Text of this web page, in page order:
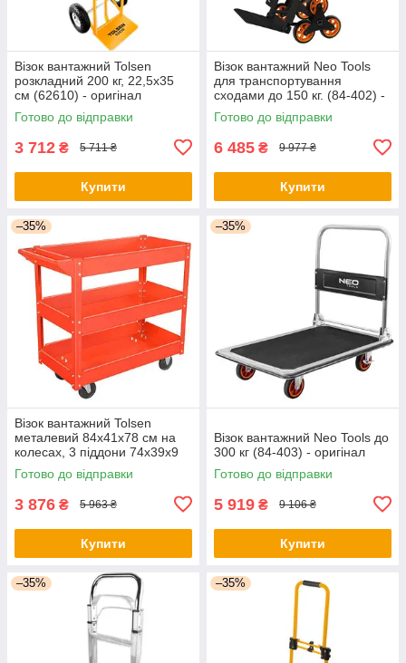
Візок вантажний Tolsen
розкладний 200 кг, 22,5х35
см (62610) - оригінал
Готово до відправки
3 712 ₴ 5 711 ₴
Купити
Візок вантажний Neo Tools
для транспортування
сходами до 150 кг. (84-402) -
оригінал
Готово до відправки
6 485 ₴ 9 977 ₴
Купити
–35%
Візок вантажний Tolsen
металевий 84х41х78 см на
колесах, 3 піддони 74х39х9
см (80221) - оригінал
Готово до відправки
3 876 ₴ 5 963 ₴
Купити
–35%
Візок вантажний Neo Tools до
300 кг (84-403) - оригінал
Готово до відправки
5 919 ₴ 9 106 ₴
Купити
–35% –35%